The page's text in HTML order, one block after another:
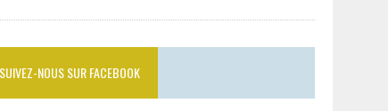
SUIVEZ-NOUS SUR FACEBOOK